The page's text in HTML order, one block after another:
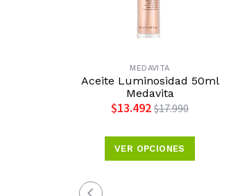
MEDAVITA
Aceite Luminosidad 50ml
Medavita
$13.492 $17.990
VER OPCIONES